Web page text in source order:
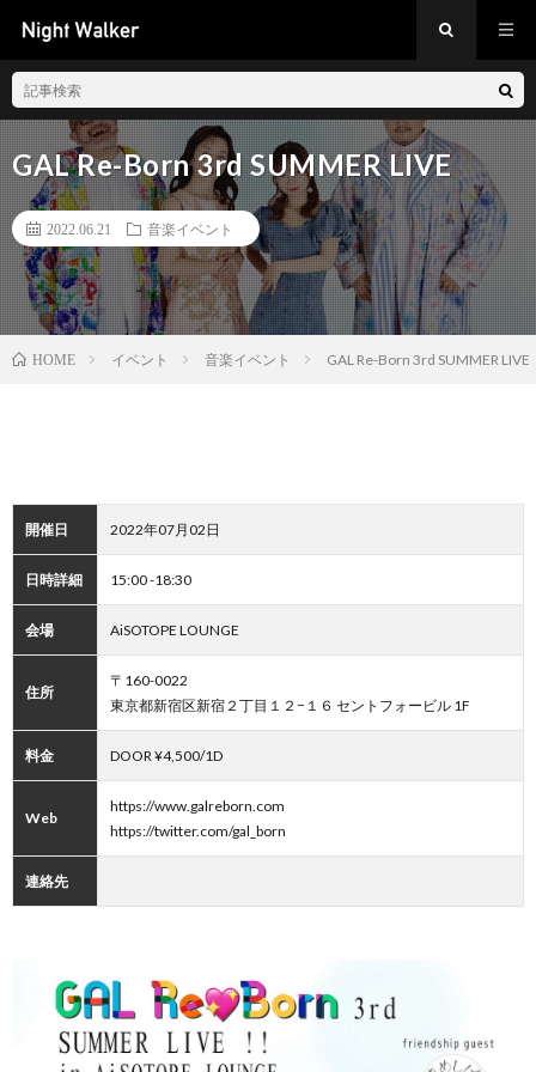
GAL Re-Born 3rd SUMMER LIVE
2022.06.21 音楽イベント
HOME イベント 音楽イベント GAL Re-Born 3rd SUMMER LIVE
開催日 2022年07月02日
日時詳細 15:00 -18:30
会場 AiSOTOPE LOUNGE
住所
〒160-0022
東京都新宿区新宿２丁目１２−１６ セントフォービル 1F
料金 DOOR ¥4,500/1D
Web
https://www.galreborn.com
https://twitter.com/gal_born
連絡先